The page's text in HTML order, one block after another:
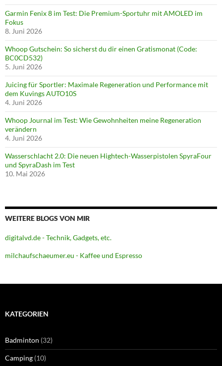
Garmin Fenix 8 im Test: Die Premium-Sportuhr mit AMOLED im
Fokus
8. Juni 2026
Whoop Gutschein: So sicherst du dir einen Gratismonat (Code:
BC0CD532)
5. Juni 2026
Juicing für Sportler: Maximale Regeneration und Performance mit
dem Kuvings AUTO10S
4. Juni 2026
Whoop Journal im Test: Wie Gewohnheiten meine Regeneration
verändern
4. Juni 2026
Wasserschlacht 2.0: Die neuen Hightech-Wasserpistolen SpyraFour
und SpyraDash im Test
10. Mai 2026
WEITERE BLOGS VON MIR
digitalvd.de - Technik, Gadgets, etc.
milchaufschaeumer.eu - Kaffee und Espresso
KATEGORIEN
Badminton (32)
Camping (10)